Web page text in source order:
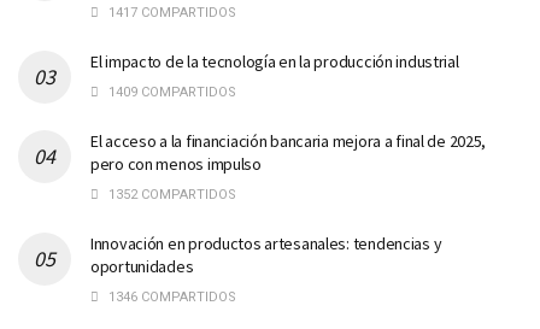
1417 COMPARTIDOS
El impacto de la tecnología en la producción industrial
1409 COMPARTIDOS
El acceso a la financiación bancaria mejora a final de 2025,
pero con menos impulso
1352 COMPARTIDOS
Innovación en productos artesanales: tendencias y
oportunidades
1346 COMPARTIDOS